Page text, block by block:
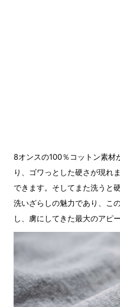
8オンスの100％コットン素材
り、ゴワっとした硬さが現れ
できます。そしてまた洗うと
洗いざらしの魅力であり、こ
し、虜にしてきた最大のアピ